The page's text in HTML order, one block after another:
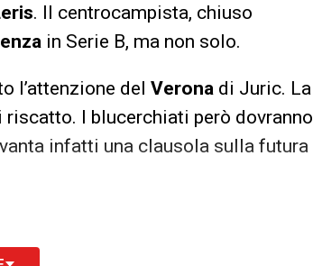
. Il centrocampista, chiuso
in Serie B, ma non solo.
l’attenzione del Verona di Juric. La
I blucerchiati però dovranno
infatti una clausola sulla futura